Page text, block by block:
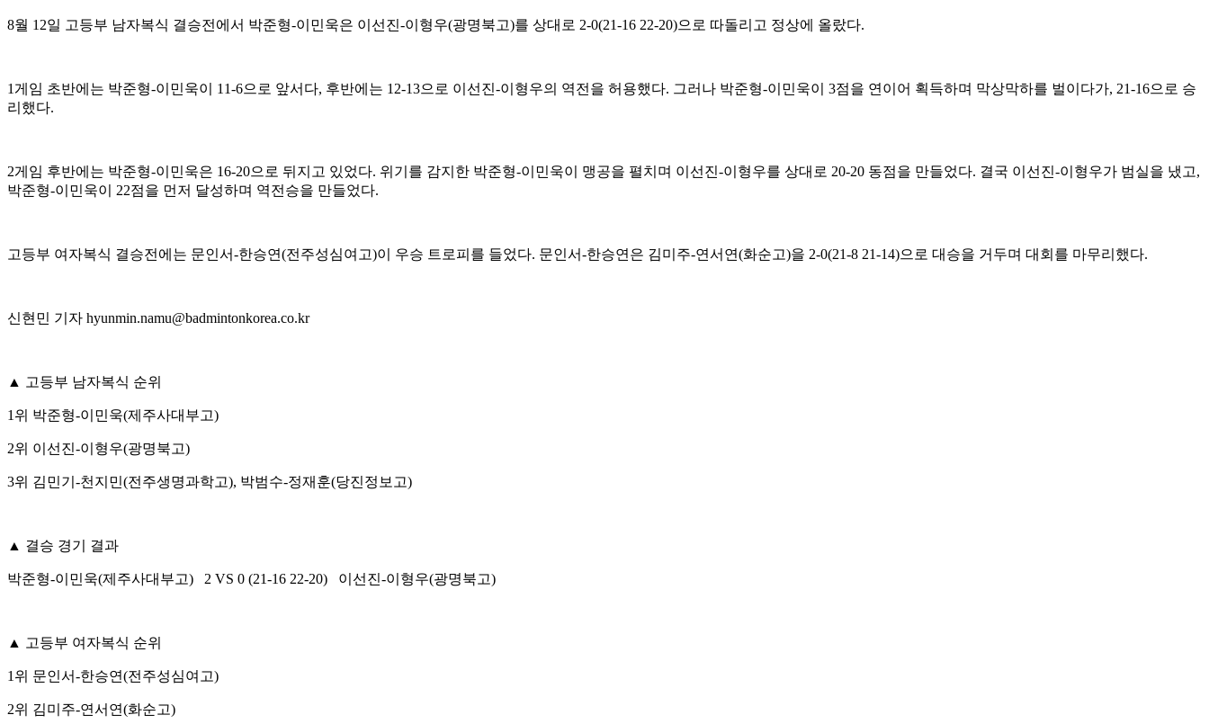
8월 12일 고등부 남자복식 결승전에서 박준형-이민욱은 이선진-이형우(광명북고)를 상대로 2-0(21-16 22-20)으로 따돌리고 정상에 올랐다.
1게임 초반에는 박준형-이민욱이 11-6으로 앞서다, 후반에는 12-13으로 이선진-이형우의 역전을 허용했다. 그러나 박준형-이민욱이 3점을 연이어 획득하며 막상막하를 벌이다가, 21-16으로 승
리했다.
2게임 후반에는 박준형-이민욱은 16-20으로 뒤지고 있었다. 위기를 감지한 박준형-이민욱이 맹공을 펼치며 이선진-이형우를 상대로 20-20 동점을 만들었다. 결국 이선진-이형우가 범실을 냈고,
박준형-이민욱이 22점을 먼저 달성하며 역전승을 만들었다.
고등부 여자복식 결승전에는 문인서-한승연(전주성심여고)이 우승 트로피를 들었다. 문인서-한승연은 김미주-연서연(화순고)을 2-0(21-8 21-14)으로 대승을 거두며 대회를 마무리했다.
신현민 기자 hyunmin.namu@badmintonkorea.co.kr
▲ 고등부 남자복식 순위
1위 박준형-이민욱(제주사대부고)
2위 이선진-이형우(광명북고)
3위 김민기 -천지민(전주생명과학고), 박범수-정재훈(당진정보고)
▲ 결승 경기 결과
박준형-이민욱(제주사대부고) 2 VS 0 (21-16 22-20) 이선진-이형우(광명북고)
▲ 고등부 여자복식 순위
1위 문인서-한승연(전주성심여고)
2위 김미주-연서연(화순고)